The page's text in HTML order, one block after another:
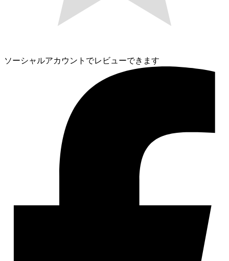
ソーシャルアカウントでレビューできます